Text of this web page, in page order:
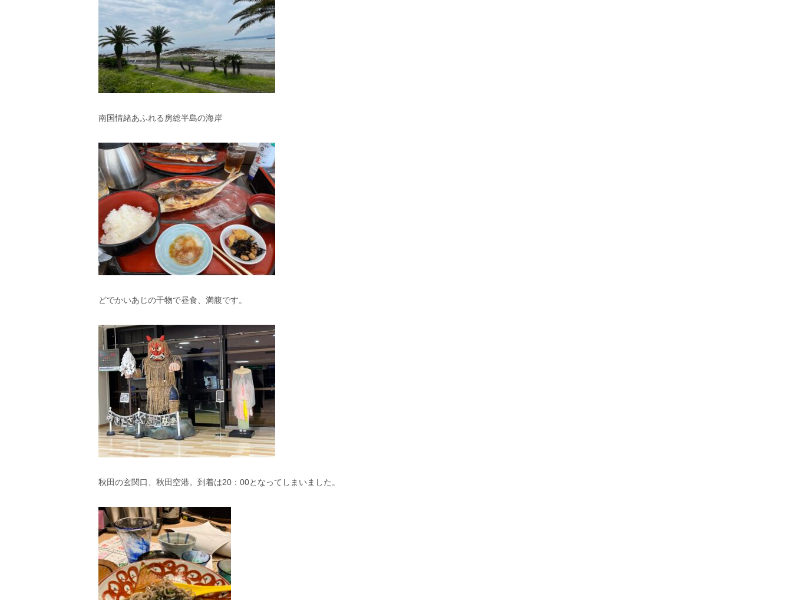
南国情緒あふれる房総半島の海岸
どでかいあじの干物で昼食、満腹です。
秋田の玄関口、秋田空港。到着は20：00となってしまいました。